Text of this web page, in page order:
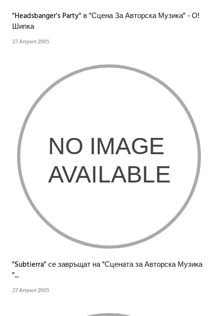
"Headsbanger's Party" в "Сцена За Авторска Музика" - О!
Шипка
27 Април 2005
"Subtierra" се завръщат на "Сцената за Авторска Музика
"...
27 Април 2005